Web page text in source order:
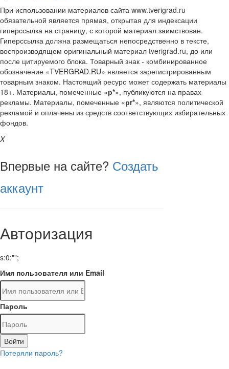
При использовании материалов сайта www.tverigrad.ru
обязательной является прямая, открытая для индексации
гиперссылка на страницу, с которой материал заимствован.
Гиперссылка должна размещаться непосредственно в тексте,
воспроизводящем оригинальный материал tverigrad.ru, до или
после цитируемого блока. Товарный знак - комбинированное
обозначение «TVERGRAD.RU» является зарегистрированным
товарным знаком. Настоящий ресурс может содержать материалы
18+. Материалы, помеченные «р*», публикуются на правах
рекламы. Материалы, помеченные «рr*», являются политической
рекламой и оплачены из средств соответствующих избирательных
фондов.
X
Впервые на сайте? Создать
аккаунт
Авторизация
s:0:"";
Имя пользователя или Email
Пароль
Войти
Потеряли пароль?